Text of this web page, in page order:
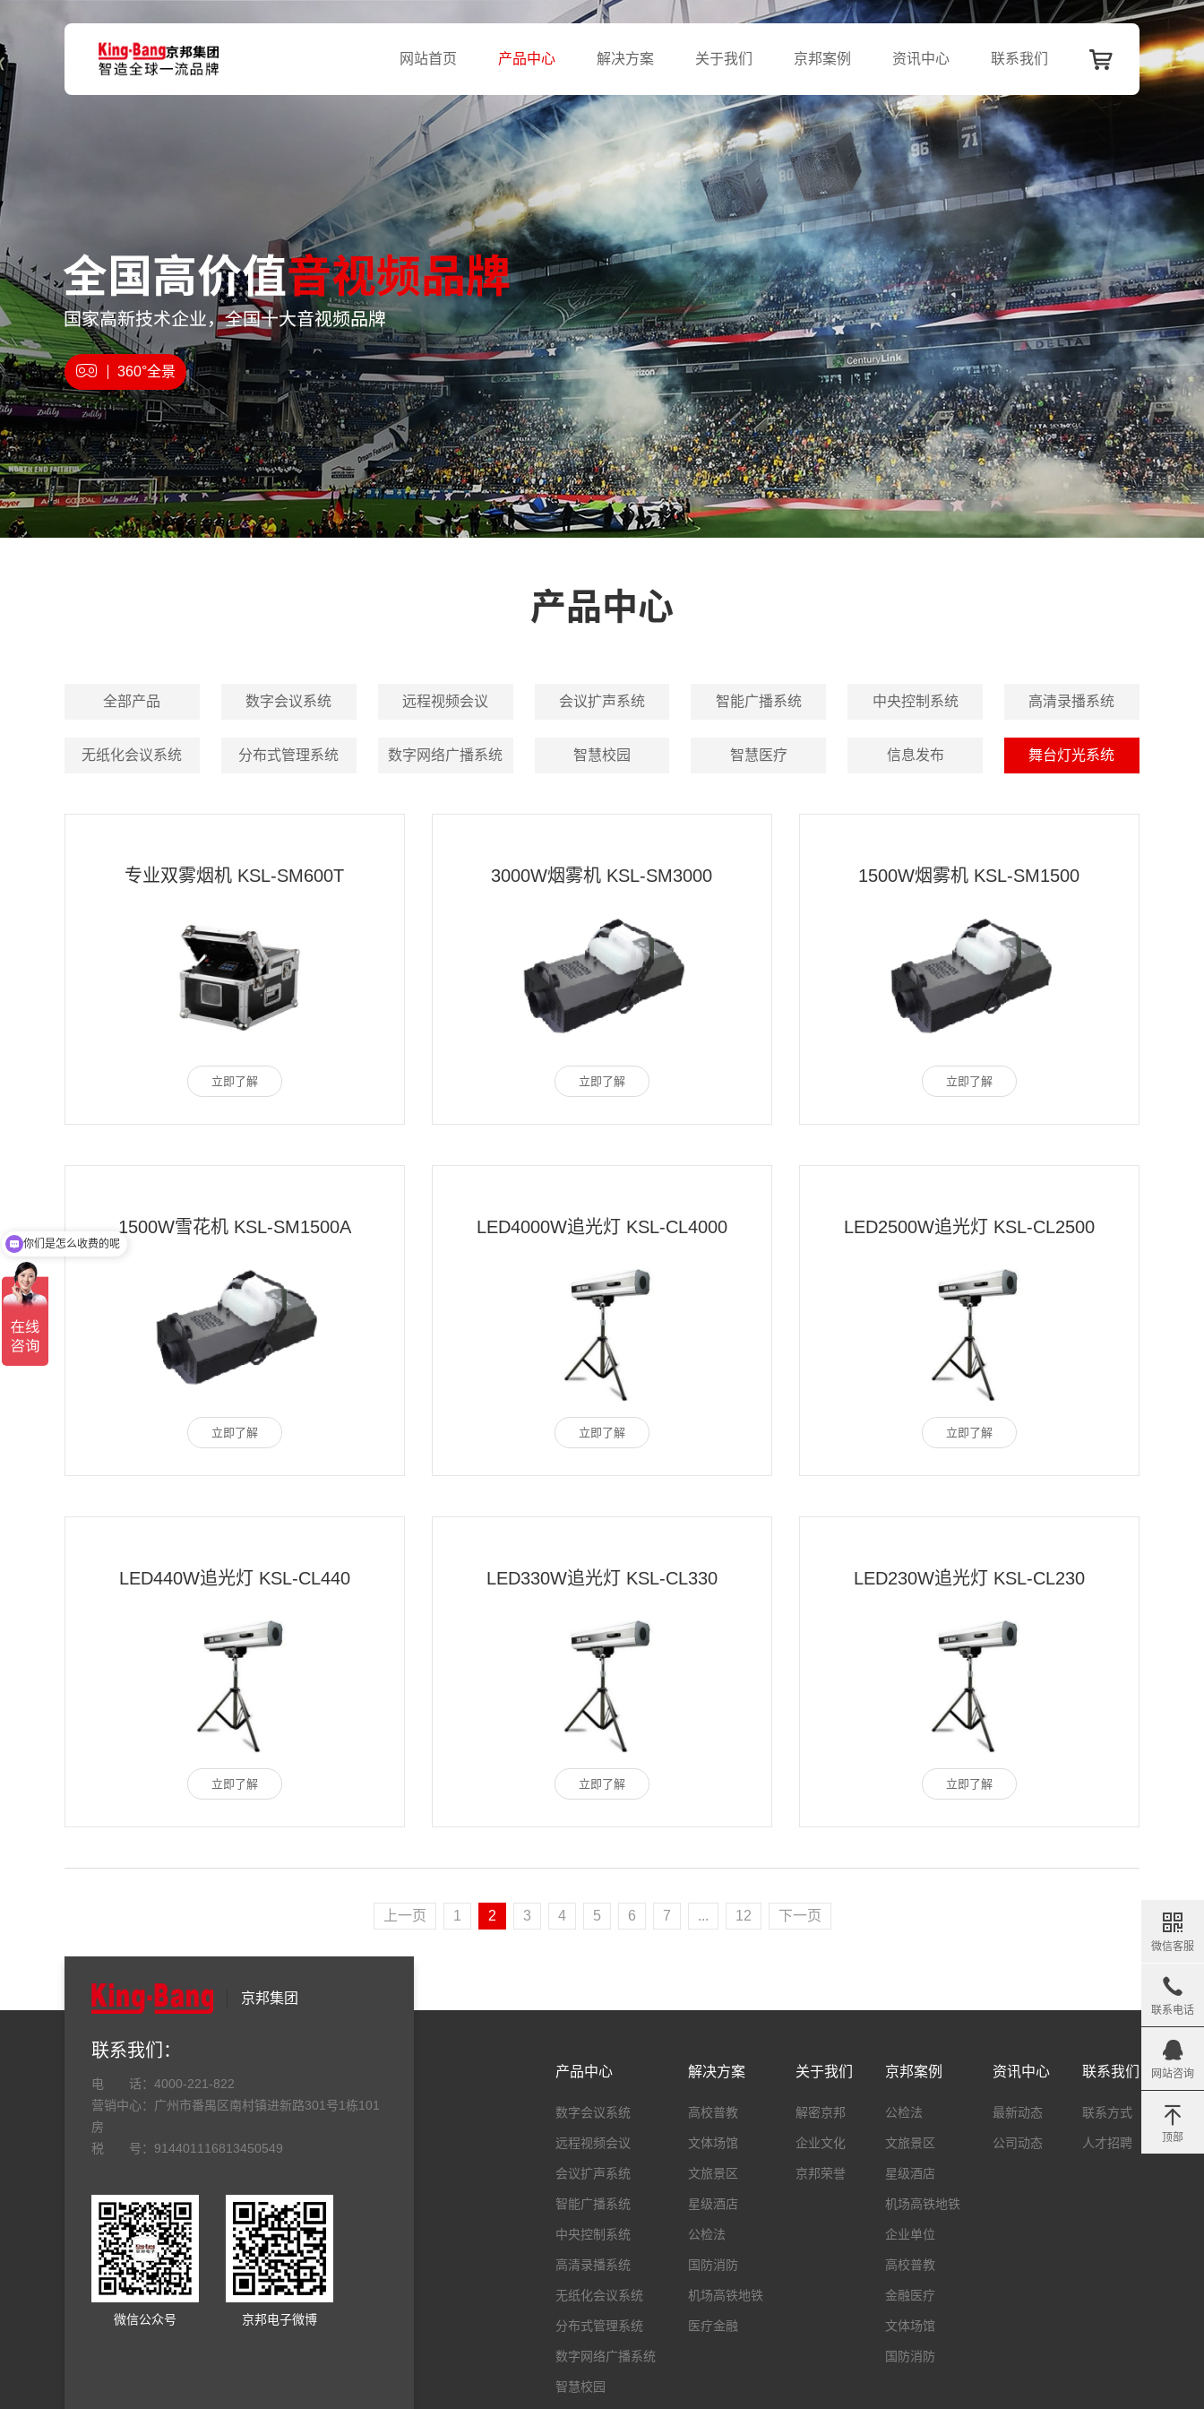
网站首页 产品中心 解决方案 关于我们 京邦案例 资讯中心 联系我们
360°全景
产品中心
全部产品 数字会议系统 远程视频会议 会议扩声系统 智能广播系统 中央控制系统 高清录播系统
无纸化会议系统 分布式管理系统 数字网络广播系统 智慧校园 智慧医疗 信息发布 舞台灯光系统
专业双雾烟机 KSL-SM600T
立即了解
3000W烟雾机 KSL-SM3000
立即了解
1500W烟雾机 KSL-SM1500
立即了解
1500W雪花机 KSL-SM1500A
立即了解
LED4000W追光灯 KSL-CL4000
立即了解
LED2500W追光灯 KSL-CL2500
立即了解
LED440W追光灯 KSL-CL440
立即了解
LED330W追光灯 KSL-CL330
立即了解
LED230W追光灯 KSL-CL230
立即了解
上一页 1 2 3 4 5 6 7 ... 12 下一页
京邦集团
联系我们
电 话： 4000-221-822
营销中心：广州市番禺区南村镇进新路301号1栋101
房
税 号：914401116813450549
微信公众号 京邦电子微博
产品中心
数字会议系统
远程视频会议
会议扩声系统
智能广播系统
中央控制系统
高清录播系统
无纸化会议系统
分布式管理系统
数字网络广播系统
智慧校园
解决方案
高校普教
文体场馆
文旅景区
星级酒店
公检法
国防消防
机场高铁地铁
医疗金融
关于我们
解密京邦
企业文化
京邦荣誉
京邦案例
公检法
文旅景区
星级酒店
机场高铁地铁
企业单位
高校普教
金融医疗
文体场馆
国防消防
资讯中心
最新动态
公司动态
联系我们
联系方式
人才招聘
微信客服
联系电话
网站咨询
顶部
你们是怎么收费的呢